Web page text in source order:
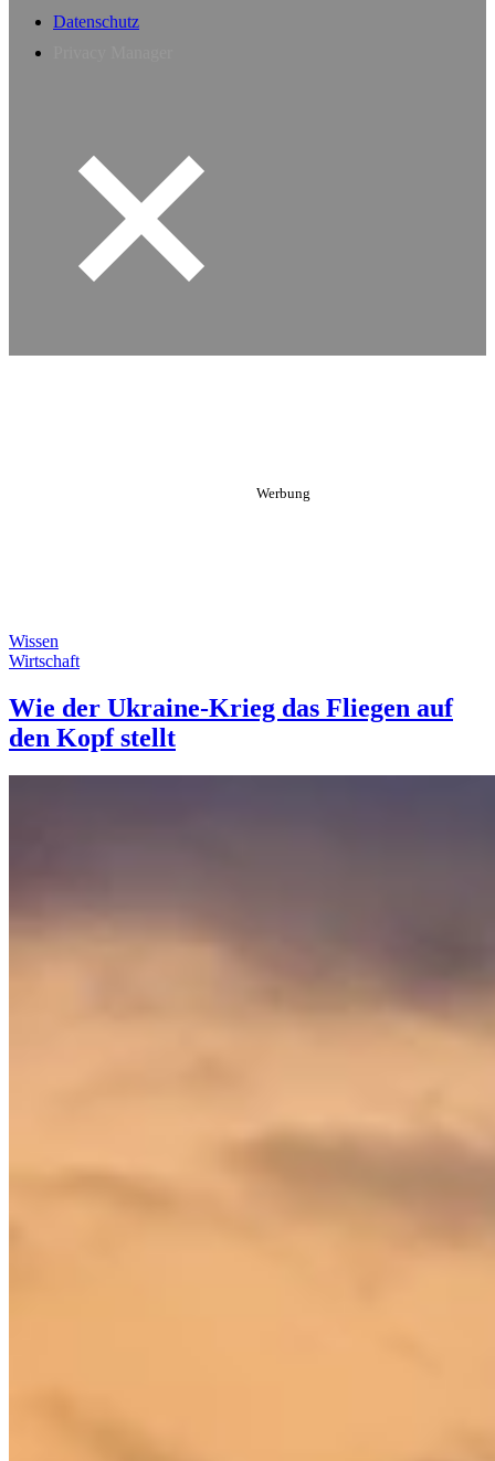
Datenschutz
Wissen
Wirtschaft
Wie der Ukraine-Krieg das Fliegen auf
den Kopf stellt